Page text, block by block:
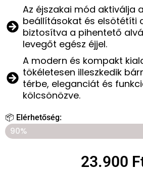
Az éjszakai mód aktiválja
beállításokat és elsötétíti
biztosítva a pihentető
levegőt egész éjjel.
A modern és kompakt
tökéletesen illeszkedik
térbe, eleganciát és
kölcsönözve.
📦 Elérhetőség:
UTOLSÓ 7 DARAB A KÉSZLETEN!
90%
23.900